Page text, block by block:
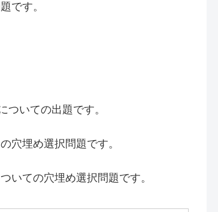
です。
いての出題です。
穴埋め選択問題です。
いての穴埋め選択問題です。